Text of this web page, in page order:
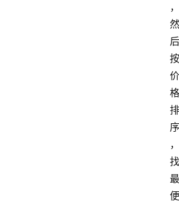
，
然
后
按
价
格
排
序
，
找
最
便